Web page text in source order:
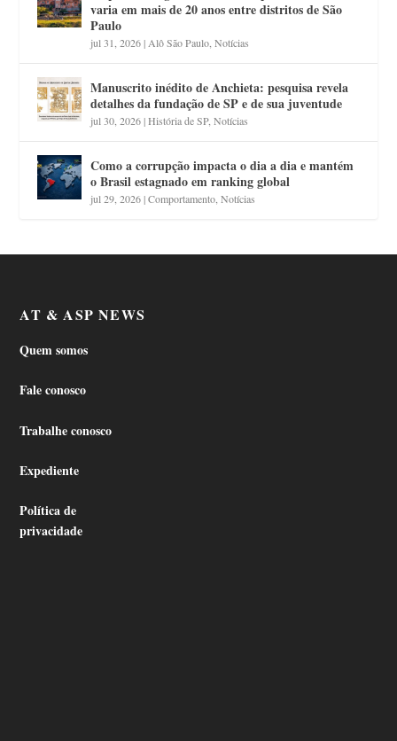
varia em mais de 20 anos entre distritos de São
Paulo
jul 31, 2026| Alô São Paulo ,Notícias
Manuscrito inédito de Anchieta: pesquisa revela
detalhes da fundação de SP e de sua juventude
jul 30, 2026|História de SP,Notícias
Como a corrupção impacta o dia a dia e mantém
o Brasil estagnado em ranking global
jul 29, 2026|Comportamento ,Notícias
AT & ASP NEWS
Quem somos
Fale conosco
Trabalhe conosco
Expediente
Política de
privacidade